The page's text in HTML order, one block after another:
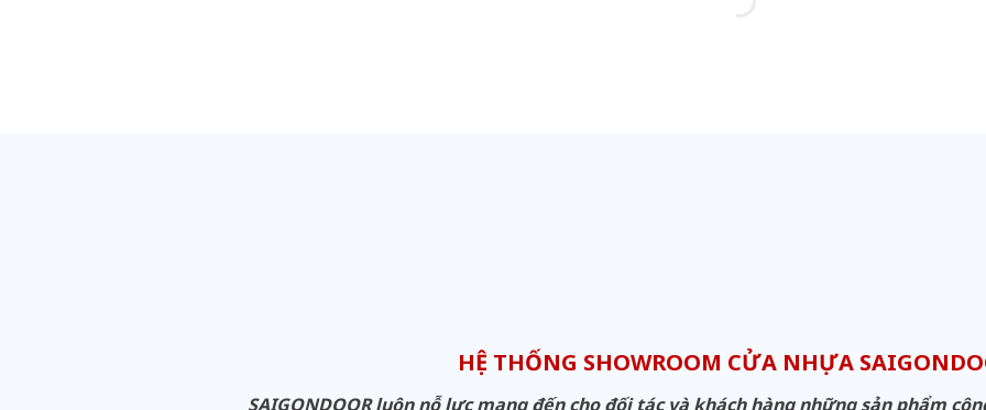
HỆ THỐNG SHOWROOM CỬA NHỰA
SAIGONDOOR luôn nỗ lực mang đến cho đối tác và khách hàng những sản phẩm